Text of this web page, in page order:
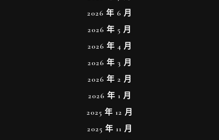
2026 年 6 月
2026 年 5 月
2026 年 4 月
2026 年 3 月
2026 年 2 月
2026 年 1 月
2025 年 12 月
2025 年 11 月